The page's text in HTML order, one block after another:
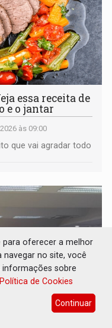
essa receita de
e o jantar
às 09:00
que vai agradar todo
para oferecer a melhor
navegar no site, você
informações sobre
Política de Cookies
Continuar